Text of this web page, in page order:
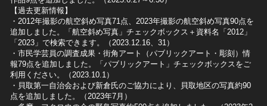
【過去更新情報】
・2012年撮影の航空斜め写真71点、2023年撮影の航空斜め写真90点を
追加しました。「航空斜め写真」チェックボックス＋資料名「2012」
「2023」で検索できます。（2023.12.16、31）
​・市民学芸員の調査成果・街角アート（パブリックアート・彫刻）情
報79点を追加しました。「パブリックアート」チェックボックスをご
利用ください。（2023.10.1）
・貝取第一自治会および新倉氏のご協力により、貝取地区の写真約90
点を追加しました。（2023年7月）